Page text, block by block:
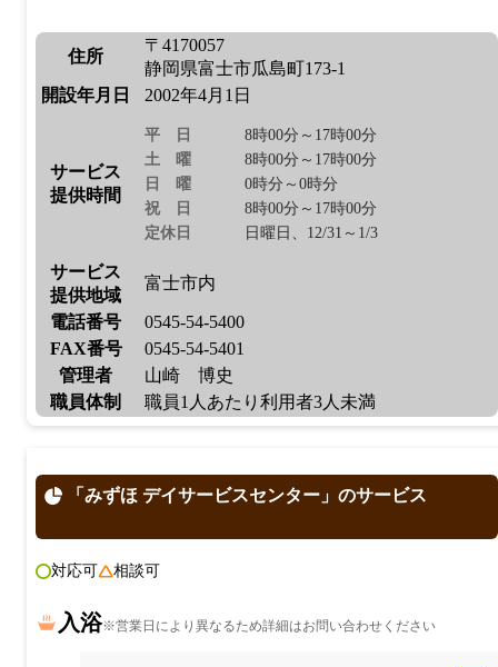
住所
〒4170057
静岡県富士市瓜島町173-1
開設年月日
2002年4月1日
サービス
提供時間
平日
8時00分～17時00分
土曜
8時00分～17時00分
日曜
0時分～0時分
祝日
8時00分～17時00分
定休日
日曜日、12/31～1/3
サービス
提供地域
富士市内
電話番号
0545-54-5400
FAX番号
0545-54-5401
管理者
山崎 博史
職員体制
職員1人あたり利用者3人未満
「みずほ デイサービスセンター」のサービス
対応可 相談可
入浴※営業日により異なるため詳細はお問い合わせください